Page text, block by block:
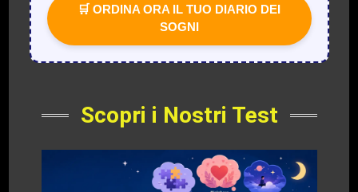
🛒 ORDINA ORA IL TUO DIARIO DEI
SOGNI
Scopri i Nostri Test